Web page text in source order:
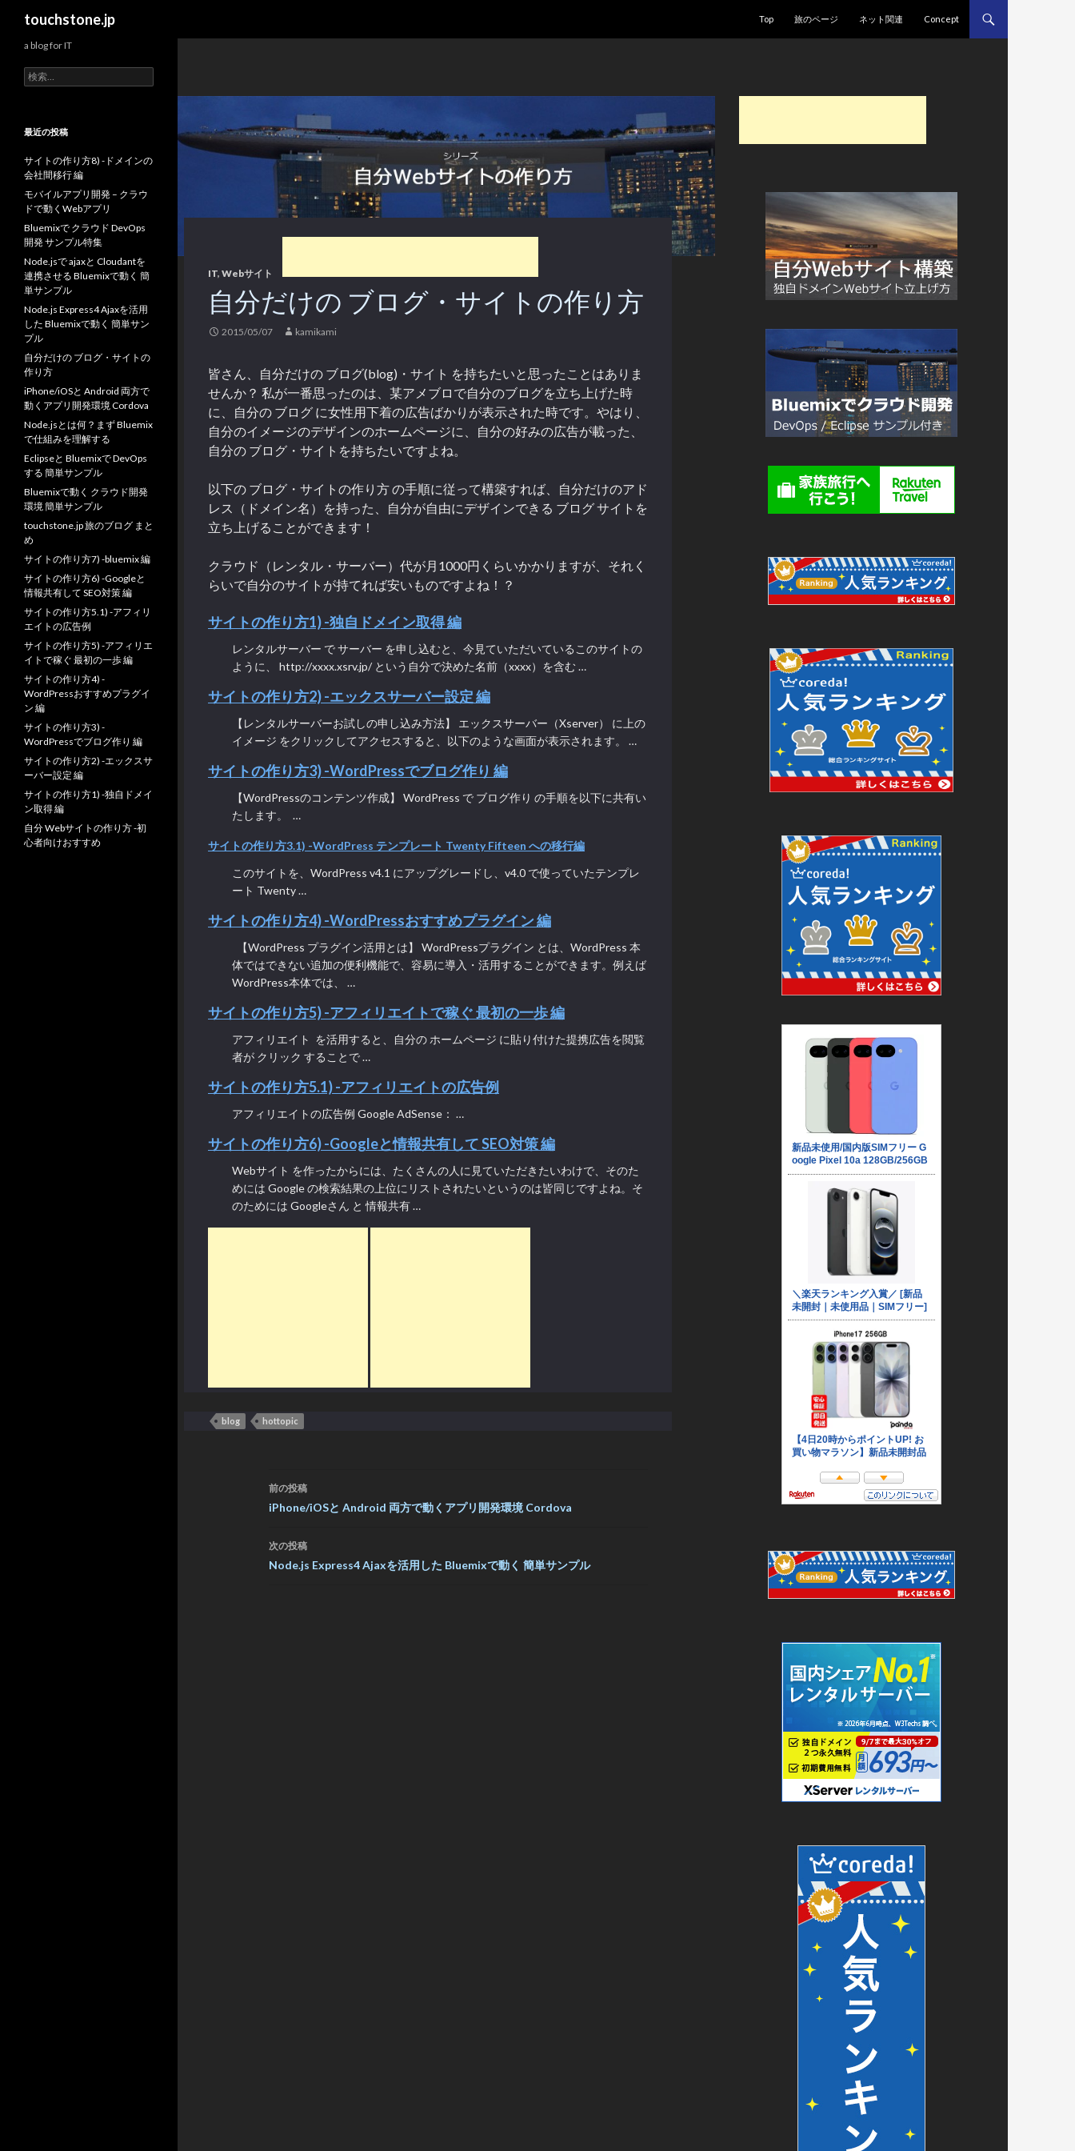
touchstone.jp
Top
旅のページ ネット関連 Concept
IT, Webサイト
自分だけの ブログ・サイトの作り方
2015/05/07 kamikami
皆さん、自分だけの ブログ(blog)・サイト を持ちたいと思ったことはありま
せんか？ 私が一番思ったのは、某アメブロで自分のブログを立ち上げた時
に、自分の ブログ に女性用下着の広告ばかりが表示された時です。やはり、
自分のイメージのデザインのホームページに、自分の好みの広告が載った、
自分の ブログ・サイトを持ちたいですよね。
以下の ブログ・サイトの作り方 の手順に従って構築すれば、自分だけのアド
レス（ドメイン名）を持った、自分が自由にデザインできる ブログ サイトを
立ち上げることができます！
クラウド（レンタル・サーバー）代が月1000円くらいかかりますが、それく
らいで自分のサイトが持てれば安いものですよね！？
サイトの作り方1) -独自ドメイン取得 編
レンタルサーバー で サーバー を申し込むと、今見ていただいているこのサイトの
ように、 http://xxxx.xsrv.jp/ という自分で決めた名前（xxxx）を含む …
サイトの作り方2) -エックスサーバー設定 編
【レンタルサーバーお試しの申し込み方法】 エックスサーバー（Xserver） に上の
イメージ をクリックしてアクセスすると、以下のような画面が表示されます。 …
サイトの作り方3) -WordPressでブログ作り 編
【WordPressのコンテンツ作成】 WordPress で ブログ作り の手順を以下に共有い
たします。 …
サイトの作り方3.1) -WordPress テンプレート Twenty Fifteen への移行編
このサイトを、WordPress v4.1 にアップグレードし、v4.0 で使っていたテンプレ
ート Twenty …
サイトの作り方4) -WordPressおすすめプラグイン 編
【WordPress プラグイン活用とは】 WordPressプラグイン とは、WordPress 本
体ではできない追加の便利機能で、容易に導入・活用することができます。例えば
WordPress本体では、 …
サイトの作り方5) -アフィリエイトで稼ぐ 最初の一歩 編
アフィリエイト を活用すると、自分の ホームページ に貼り付けた提携広告を閲覧
者が クリック することで …
サイトの作り方5.1) -アフィリエイトの広告例
アフィリエイトの広告例 Google AdSense： …
サイトの作り方6) -Googleと情報共有して SEO対策 編
Webサイト を作ったからには、たくさんの人に見ていただきたいわけで、そのた
めには Google の検索結果の上位にリストされたいというのは皆同じですよね。そ
のためには Googleさん と 情報共有 …
blog hottopic
投
稿
ナ
ビ
前の投稿
iPhone/iOSと Android 両方で動くアプリ開発環境 Cordova
次の投稿
Node.js Express4 Ajaxを活用した Bluemixで動く 簡単サンプル
a blog for IT
検
索:
最近の投稿
サイトの作り方8) -ドメインの
会社間移行 編
モバイルアプリ開発 – クラウ
ドで動くWebアプリ
Bluemixで クラウド DevOps
開発 サンプル特集
Node.jsで ajaxと Cloudantを
連携させる Bluemixで動く 簡
単サンプル
Node.js Express4 Ajaxを活用
した Bluemixで動く 簡単サン
プル
自分だけの ブログ・サイトの
作り方
iPhone/iOSと Android 両方で
動くアプリ開発環境 Cordova
Node.jsとは何？まず Bluemix
で仕組みを理解する
Eclipseと Bluemixで DevOps
する 簡単サンプル
Bluemixで動く クラウド開発
環境 簡単サンプル
touchstone.jp 旅のブログ まと
め
サイトの作り方7) -bluemix 編
サイトの作り方6) -Googleと
情報共有して SEO対策 編
サイトの作り方5.1) -アフィリ
エイトの広告例
サイトの作り方5) -アフィリエ
イトで稼ぐ 最初の一歩 編
サイトの作り方4) -
WordPressおすすめプラグイ
ン 編
サイトの作り方3) -
WordPressでブログ作り 編
サイトの作り方2) -エックスサ
ーバー設定 編
サイトの作り方1) -独自ドメイ
ン取得 編
自分 Webサイトの作り方 -初
心者向けおすすめ